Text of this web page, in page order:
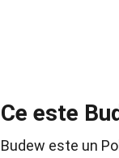
Ce este
Budew este un